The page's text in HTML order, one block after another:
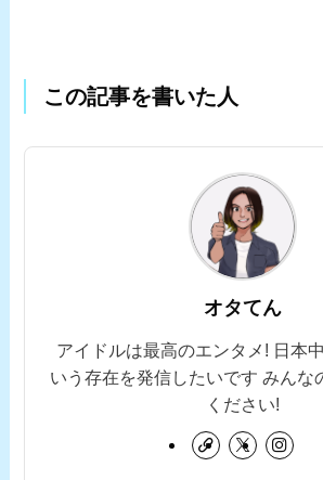
この記事を書いた人
オタてん
アイドルは最高のエンタメ! 日本
いう存在を発信したいです みんな
ください!